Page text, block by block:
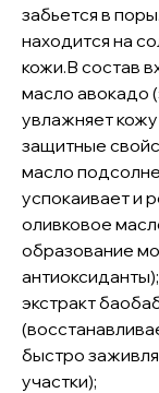
забьется в
находится на
кожи.В состав
масло авокадо
увлажняет
защитные
масло
успокаивает и
оливковое
образование
антиоксиданты);
экстракт
быстро
участки);